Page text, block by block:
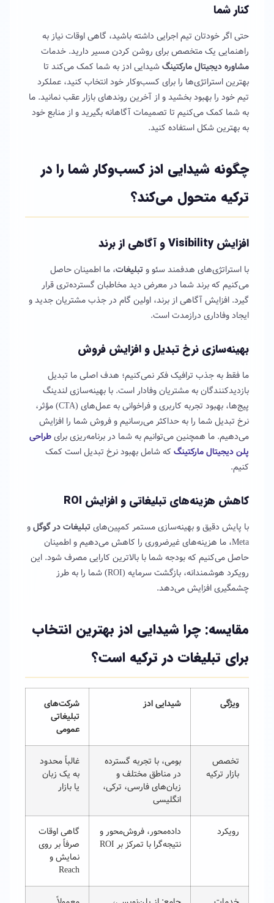
کنار شما
حتی اگر خودتان تیم اجرایی داشته باشید، گاهی اوقات نیاز به
راهنمایی یک متخصص برای روشن کردن مسیر دارید. خدمات
مشاوره دیجیتال مارکتینگشیدایی ادز به شما کمک می‌کند تا
بهترین استراتژی‌ها را برای کسب‌وکار خود انتخاب کنید، عملکرد
تیم خود را بهبود بخشید و از آخرین روندهای بازار عقب نمانید. ما
به شما کمک می‌کنیم تا تصمیمات آگاهانه بگیرید و از منابع خود
به بهترین شکل استفاده کنید.
چگونه شیدایی ادز کسب‌وکار شما را در
ترکیه متحول می‌کند؟
افزایش Visibility و آگاهی از برند
با استراتژی‌های هدفمند سئو وتبلیغات، ما اطمینان حاصل
می‌کنیم که برند شما در معرض دید مخاطبان گسترده‌تری قرار
گیرد. افزایش آگاهی از برند، اولین گام در جذب مشتریان جدید و
ایجاد وفاداری درازمدت است.
بهینه‌سازی نرخ تبدیل و افزایش فروش
ما فقط به جذب ترافیک فکر نمی‌کنیم؛ هدف اصلی ما تبدیل
بازدیدکنندگان به مشتریان وفادار است. با بهینه‌سازی لندینگ
پیج‌ها، بهبود تجربه کاربری و فراخوانی به عمل‌های (CTA) مؤثر،
نرخ تبدیل شما را به حداکثر می‌رسانیم و فروش شما را افزایش
می‌دهیم. ما همچنین می‌توانیم به شما در برنامه‌ریزی برایطراحی
پلن دیجیتال مارکتینگ که شامل بهبود نرخ تبدیل است کمک
کنیم.
کاهش هزینه‌های تبلیغاتی و افزایش ROI
با پایش دقیق و بهینه‌سازی مستمر کمپین‌هایتبلیغات در گوگلو
Meta، ما هزینه‌های غیرضروری را کاهش می‌دهیم و اطمینان
حاصل می‌کنیم که بودجه شما با بالاترین کارایی مصرف شود. این
رویکرد هوشمندانه، بازگشت سرمایه (ROI) شما را به طرز
چشمگیری افزایش می‌دهد.
مقایسه: چرا شیدایی ادز بهترین انتخاب
برای تبلیغات در ترکیه است؟
ویژگی شیدایی ادز
شرکت‌های
تبلیغاتی
عمومی
تخصص
بازار ترکیه
بومی، با تجربه گسترده
در مناطق مختلف و
زبان‌های فارسی، ترکی،
انگلیسی
غالباً محدود
به یک زبان
یا بازار
رویکرد
داده‌محور، فروش‌محور و
نتیجه‌گرا با تمرکز بر ROI
گاهی اوقات
صرفاً بر روی
نمایش و
Reach